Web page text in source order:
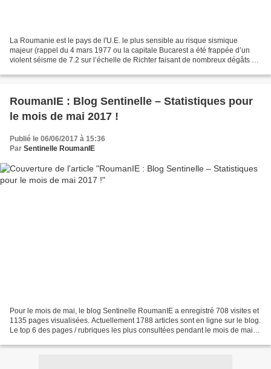
La Roumanie est le pays de l'U.E. le plus sensible au risque sismique
majeur (rappel du 4 mars 1977 ou la capitale Bucarest a été frappée d’un
violent séisme de 7.2 sur l’échelle de Richter faisant de nombreux dégâts et
RoumanIE : Blog Sentinelle – Statistiques pour
le mois de mai 2017 !
Publié le 06/06/2017 à 15:36
Par Sentinelle RoumanIE
Pour le mois de mai, le blog Sentinelle RoumanIE a enregistré 708 visites et
1135 pages visualisées. Actuellement 1788 articles sont en ligne sur le blog.
Le top 6 des pages / rubriques les plus consultées pendant le mois de mai :